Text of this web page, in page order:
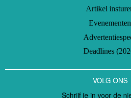
Artikel
Evenementen
Deadlines
VOLG ONS
Schrijf je in voor de